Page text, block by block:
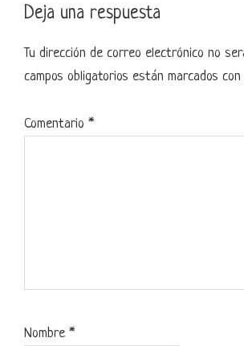
Interacciones
con
lectores
Deja una respuesta
Tu dirección de correo electrónico no
campos obligatorios están marcados con
Comentario *
Nombre *